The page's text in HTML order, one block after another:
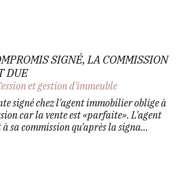
SIGNÉ, LA COMMISSION
DUE
et gestion d'immeuble
signé chez l'agent immobilier oblige à
car la vente est «parfaite». L'agent
sa commission qu'après la signa...